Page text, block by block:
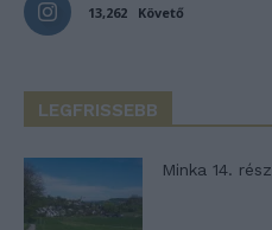
13,262 Követő
LEGFRISSEBB
Minka 14. rész